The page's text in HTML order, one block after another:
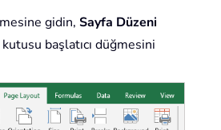
gidin, Sayfa Düzeni
başlatıcı düğmesini